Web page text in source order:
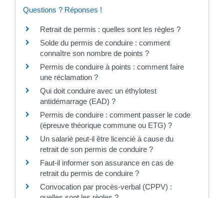
Questions ? Réponses !
Retrait de permis : quelles sont les règles ?
Solde du permis de conduire : comment
connaître son nombre de points ?
Permis de conduire à points : comment faire
une réclamation ?
Qui doit conduire avec un éthylotest
antidémarrage (EAD) ?
Permis de conduire : comment passer le code
(épreuve théorique commune ou ETG) ?
Un salarié peut-il être licencié à cause du
retrait de son permis de conduire ?
Faut-il informer son assurance en cas de
retrait du permis de conduire ?
Convocation par procès-verbal (CPPV) :